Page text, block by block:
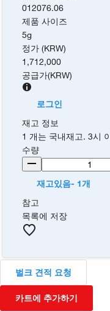
012076.06
제품 사이즈
5g
정가 (KRW)
1,712,000
공급가(KRW)
로그인
재고 정보
1 개는 국내재고. 3시
수량
재고있음- 1개
참고
목록에 저장
벌크 견적 요청
카트에 추가하기